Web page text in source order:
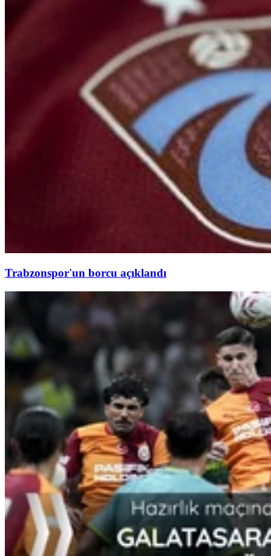
Trabzonspor'un borcu açıklandı